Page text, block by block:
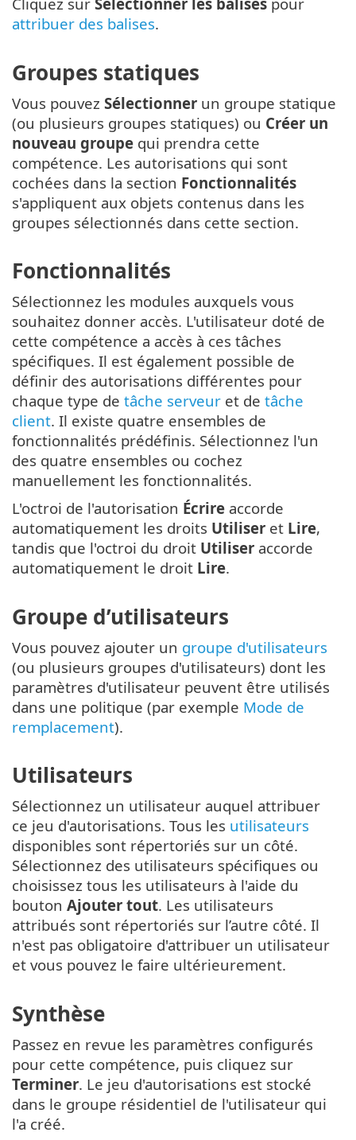
attribuer des balises.
Groupes statiques
Vous pouvez Sélectionner un groupe statique
(ou plusieurs groupes statiques) ou Créer un
nouveau groupe qui prendra cette
compétence. Les autorisations qui sont
cochées dans la section Fonctionnalités
s'appliquent aux objets contenus dans les
groupes sélectionnés dans cette section.
Fonctionnalités
Sélectionnez les modules auxquels vous
souhaitez donner accès. L'utilisateur doté de
cette compétence a accès à ces tâches
spécifiques. Il est également possible de
définir des autorisations différentes pour
chaque type de tâche serveur et de tâche
client. Il existe quatre ensembles de
fonctionnalités prédéfinis. Sélectionnez l'un
des quatre ensembles ou cochez
manuellement les fonctionnalités.
L'octroi de l'autorisation Écrire accorde
automatiquement les droits Utiliser et Lire,
tandis que l'octroi du droit Utiliser accorde
automatiquement le droit Lire.
Groupe d’utilisateurs
Vous pouvez ajouter un groupe d'utilisateurs
(ou plusieurs groupes d'utilisateurs) dont les
paramètres d'utilisateur peuvent être utilisés
dans une politique (par exemple Mode de
remplacement).
Utilisateurs
Sélectionnez un utilisateur auquel attribuer
ce jeu d'autorisations. Tous les utilisateurs
disponibles sont répertoriés sur un côté.
Sélectionnez des utilisateurs spécifiques ou
choisissez tous les utilisateurs à l'aide du
bouton Ajouter tout. Les utilisateurs
attribués sont répertoriés sur l’autre côté. Il
n'est pas obligatoire d'attribuer un utilisateur
et vous pouvez le faire ultérieurement.
Synthèse
Passez en revue les paramètres configurés
pour cette compétence, puis cliquez sur
Terminer. Le jeu d'autorisations est stocké
dans le groupe résidentiel de l'utilisateur qui
l'a créé.